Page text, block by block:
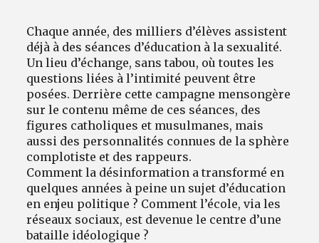
Chaque année, des milliers d’élèves assistent
déjà à des séances d’éducation à la sexualité.
Un lieu d’échange, sans tabou, où toutes les
questions liées à l’intimité peuvent être
posées. Derrière cette campagne mensongère
sur le contenu même de ces séances, des
figures catholiques et musulmanes, mais
aussi des personnalités connues de la sphère
complotiste et des rappeurs.
Comment la désinformation a transformé en
quelques années à peine un sujet d’éducation
en enjeu politique ? Comment l’école, via les
réseaux sociaux, est devenue le centre d’une
bataille idéologique ?